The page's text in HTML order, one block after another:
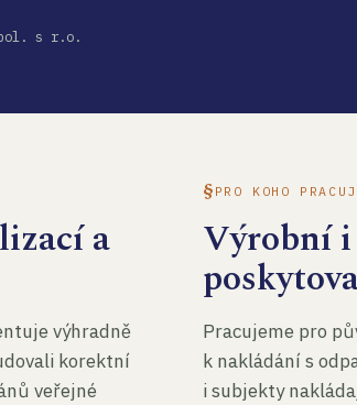
s r.o.
a
výhradně
korektní
veřejné
PRO KOHO
Výrobní i
Pracujeme pro
k nakládání s
i subjekty